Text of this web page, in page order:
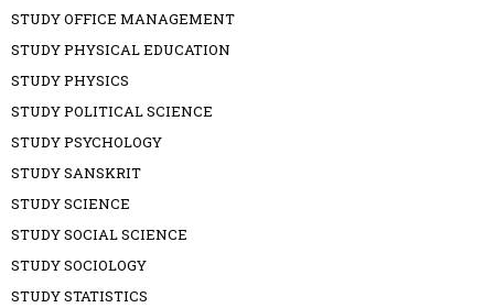
STUDY OFFICE MANAGEMENT
STUDY PHYSICAL EDUCATION
STUDY PHYSICS
STUDY POLITICAL SCIENCE
STUDY PSYCHOLOGY
STUDY SANSKRIT
STUDY SCIENCE
STUDY SOCIAL SCIENCE
STUDY SOCIOLOGY
STUDY STATISTICS